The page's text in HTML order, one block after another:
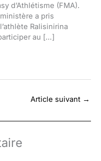
d’Athlétisme (FMA).
a pris
Ralisinirina
au […]
Article suivant →